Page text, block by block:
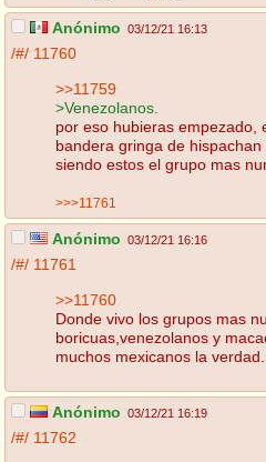
Anónimo 03/12/21 16:13
/#/ 11760
>>11759
>Venezolanos.
por eso hubieras empezado,
bandera gringa de
siendo estos el grupo mas
>>>11761
Anónimo 03/12/21 16:16
/#/ 11761
>>11760
Donde vivo los grupos mas
boricuas,venezolanos y
muchos mexicanos la verdad.
Anónimo 03/12/21 16:19
/#/ 11762